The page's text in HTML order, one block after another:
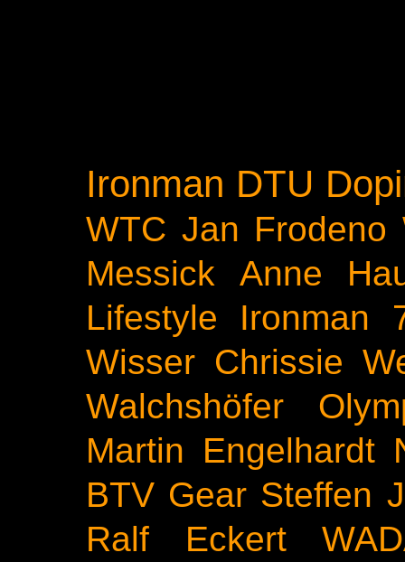
Ironman DTU
WTC Jan Frodeno
Messick
Anne
Lifestyle
Ironman
Wisser Chrissie
Walchshöfer
Martin Engelhardt
BTV Gear Steffen
Ralf Eckert